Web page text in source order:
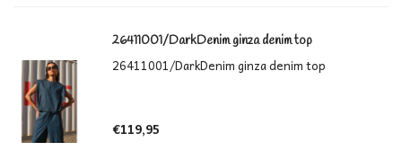
26411001/DarkDenim ginza denim top
26411001/DarkDenim ginza denim top
€119,95